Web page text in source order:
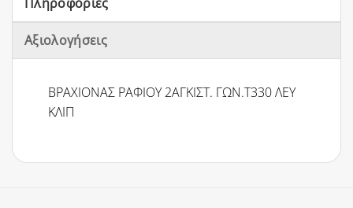
Αξιολογήσεις
ΒΡΑΧΙΟΝΑΣ ΡΑΦΙΟΥ 2ΑΓΚΙΣΤ. ΓΩΝ.Τ330 ΛΕΥ
ΚΛΙΠ